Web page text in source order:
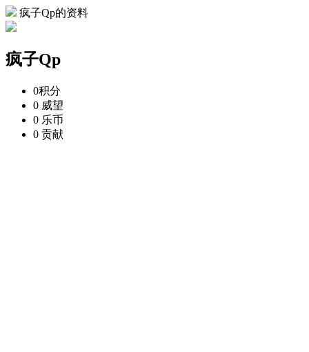
疯子Qp的资料
疯子Qp
0积分
0 威望
0 乐币
0 贡献